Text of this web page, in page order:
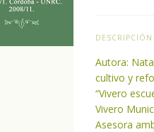
DESCRIPCIÓN
Autora:
cultivo y
“Vivero
Vivero
Asesora